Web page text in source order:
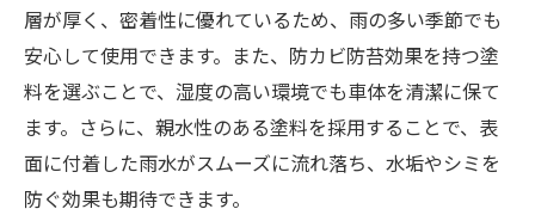
層が厚く、密着性に優れているため、雨の多い季節でも
安心して使用できます。また、防カビ防苔効果を持つ塗
料を選ぶことで、湿度の高い環境でも車体を清潔に保て
ます。さらに、親水性のある塗料を採用することで、表
面に付着した雨水がスムーズに流れ落ち、水垢やシミを
防ぐ効果も期待できます。